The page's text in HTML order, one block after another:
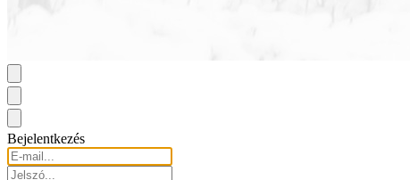
Bejelentkezés